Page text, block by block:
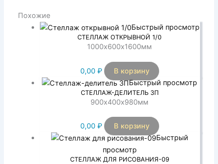
Похожие
Быстрый просмотр
СТЕЛЛАЖ ОТКРЫВНОЙ 1/0
1000х600х1600мм
0,00 ₽
В корзину
Быстрый просмотр
СТЕЛЛАЖ-ДЕЛИТЕЛЬ 3П
900х400х980мм
0,00 ₽
В корзину
Быстрый
просмотр
СТЕЛЛАЖ ДЛЯ РИСОВАНИЯ-09